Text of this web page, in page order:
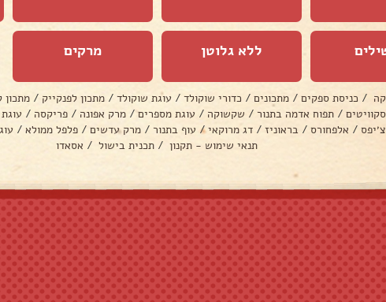
ללא גלוטן מרקים
/ כניסת ספקים / מתכונים / כדורי שוקולד / עוגת שוקולד / מתכון לפנקייק / מתכון
/ תפוח אדמה בתנור / שקשוקה / עוגת מספרים / מרק אפונה / פריקסה /
/ אלפחורס / בראוניז / דג מרוקאי/ עוף בתנור / מרק עדשים / פלפל ממולא /
תנאי שימוש - תקנון / תכנית בישול / אסאדו